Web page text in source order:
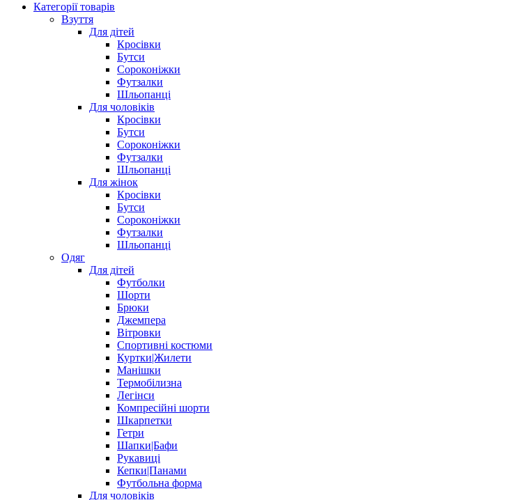
Категорії товарів
Взуття
Для дітей
Кросівки
Бутси
Сороконіжки
Футзалки
Шльопанці
Для чоловіків
Кросівки
Бутси
Сороконіжки
Футзалки
Шльопанці
Для жінок
Кросівки
Бутси
Сороконіжки
Футзалки
Шльопанці
Одяг
Для дітей
Футболки
Шорти
Брюки
Джемпера
Вітровки
Спортивні костюми
Куртки|Жилети
Манішки
Термобілизна
Легінси
Компресійні шорти
Шкарпетки
Гетри
Шапки|Бафи
Рукавиці
Кепки|Панами
Футбольна форма
Для чоловіків